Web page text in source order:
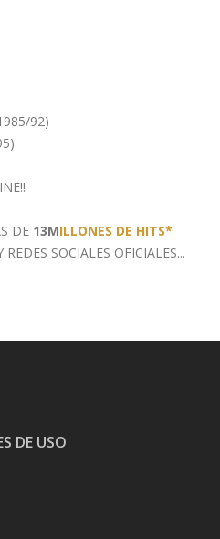
92)
DE 13MILLONES DE HITS*
REDES SOCIALES OFICIALES...
DE USO